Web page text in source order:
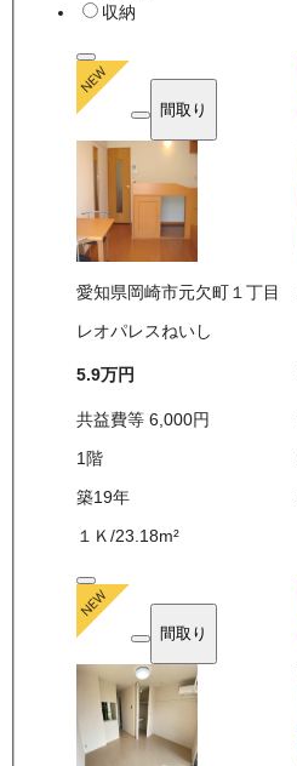
収納
間取り
愛知県岡崎市元欠町１丁目
レオパレスねいし
5.9万円
共益費等 6,000円
1 階
築19年
１Ｋ /23.18m²
間取り